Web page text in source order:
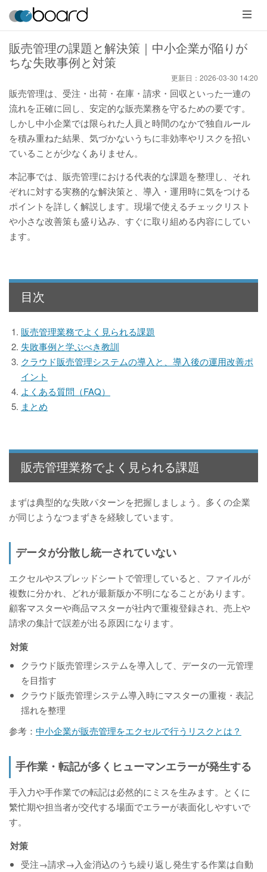
メ
ニ
ュ
ー
販売管理の課題と解決策｜中小企業が陥りが
ちな失敗事例と対策
更新日： 2026-03-30 14:20
販売管理は、受注・出荷・在庫・請求・回収といった一連の
流れを正確に回し、安定的な販売業務を守るための要です。
しかし中小企業では限られた人員と時間のなかで独自ルール
を積み重ねた結果、気づかないうちに非効率やリスクを招い
ていることが少なくありません。
本記事では、販売管理における代表的な課題を整理し、それ
ぞれに対する実務的な解決策と、導入・運用時に気をつける
ポイントを詳しく解説します。現場で使えるチェックリスト
や小さな改善策も盛り込み、すぐに取り組める内容にしてい
ます。
目次
販売管理業務でよく見られる課題
失敗事例と学ぶべき教訓
クラウド販売管理システムの導入と、導入後の運用改善ポ
イント
よくある質問（FAQ）
まとめ
販売管理業務でよく見られる課題
まずは典型的な失敗パターンを把握しましょう。多くの企業
が同じようなつまずきを経験しています。
データが分散し統一されていない
エクセルやスプレッドシートで管理していると、ファイルが
複数に分かれ、どれが最新版か不明になることがあります。
顧客マスターや商品マスターが社内で重複登録され、売上や
請求の集計で誤差が出る原因になります。
対策
クラウド販売管理システムを導入して、データの一元管理
を目指す
クラウド販売管理システム導入時にマスターの重複・表記
揺れを整理
参考： 中小企業が販売管理をエクセルで行うリスクとは？
手作業・転記が多くヒューマンエラーが発生する
手入力や手作業での転記は必然的にミスを生みます。とくに
繁忙期や担当者が交代する場面でエラーが表面化しやすいで
す。
対策
受注→請求→入金消込のうち繰り返し発生する作業は自動